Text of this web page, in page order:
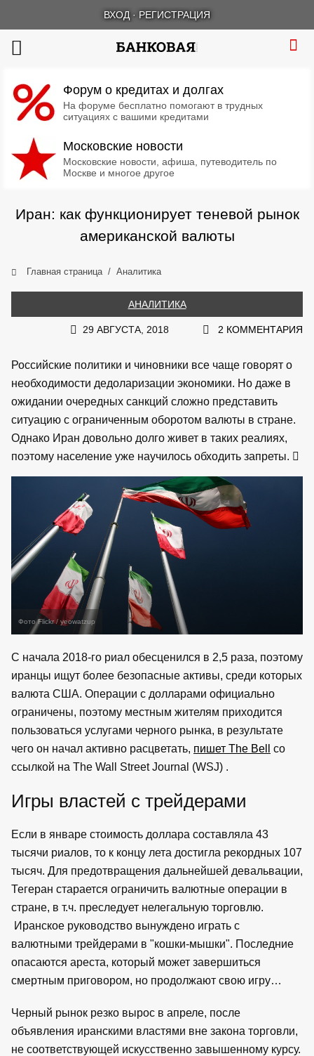
ВХОД · РЕГИСТРАЦИЯ
Форум о кредитах и долгах
На форуме бесплатно помогают в трудных
ситуациях с вашими кредитами
Московские новости
Московские новости, афиша, путеводитель по
Москве и многое другое
Иран: как функционирует теневой рынок
американской валюты
Главная страница Аналитика
АНАЛИТИКА
29 АВГУСТА, 2018 2 КОММЕНТАРИЯ
Российские политики и чиновники все чаще говорят о
необходимости дедоларизации экономики. Но даже в
ожидании очередных санкций сложно представить
ситуацию с ограниченным оборотом валюты в стране.
Однако Иран довольно долго живет в таких реалиях,
поэтому население уже научилось обходить запреты.
Фото Flickr / yeowatzup
С начала 2018-го риал обесценился в 2,5 раза, поэтому
иранцы ищут более безопасные активы, среди которых
валюта США. Операции с долларами официально
ограничены, поэтому местным жителям приходится
пользоваться услугами черного рынка, в результате
чего он начал активно расцветать, пишет The Bell
со
ссылкой на The Wall Street Journal (WSJ) .
Игры властей с трейдерами
Если в январе стоимость доллара составляла 43
тысячи риалов, то к концу лета достигла рекордных 107
тысяч. Для предотвращения дальнейшей девальвации,
Тегеран старается ограничить валютные операции в
стране, в т.ч. преследует нелегальную торговлю.
Иранское руководство вынуждено играть с
валютными трейдерами в "кошки-мышки". Последние
опасаются ареста, который может завершиться
смертным приговором, но продолжают свою игру…
Черный рынок резко вырос в апреле, после
объявления иранскими властями вне закона торговли,
не соответствующей искусственно завышенному курсу.